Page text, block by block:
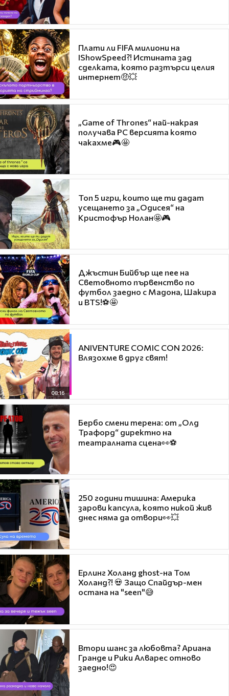
Плати ли FIFA милиони на
IShowSpeed?! Истината зад
сделката, която разтърси целия
интернет🤑💥
„Game of Thrones“ най-накрая
получава PC версията която
чакахме🎮🤩
Топ 5 игри, които ще ти дадат
усещането за „Одисея“ на
Кристофър Нолан🤩🎮
Джъстин Бийбър ще пее на
Световното първенство по
футбол заедно с Мадона, Шакира
и BTS!⚽🤩
08:16
ANIVENTURE COMIC CON 2026:
Влязохме в друг свят!
Бербо смени терена: от „Олд
Трафорд“ директно на
театралната сцена👀⚽
250 години тишина: Америка
зарови капсула, която никой жив
днес няма да отвори👀💥
Ерлинг Холанд ghost-на Том
Холанд?! 💀 Защо Спайдър-мен
остана на "seen"😅
Втори шанс за любовта? Ариана
Гранде и Рики Алварес отново
заедно!😍